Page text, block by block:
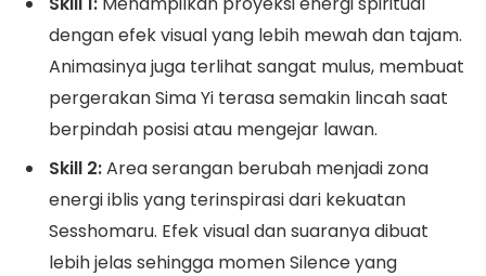
dengan efek visual yang lebih mewah dan tajam.
Animasinya juga terlihat sangat mulus, membuat
pergerakan Sima Yi terasa semakin lincah saat
berpindah posisi atau mengejar lawan.
Skill 2:Area serangan berubah menjadi zona
energi iblis yang terinspirasi dari kekuatan
Sesshomaru. Efek visual dan suaranya dibuat
lebih jelas sehingga momen Silence yang